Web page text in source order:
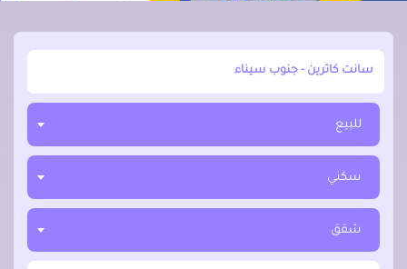
أبحث عن مدينة, محافظة, حي
للبيع
سكني
شقق